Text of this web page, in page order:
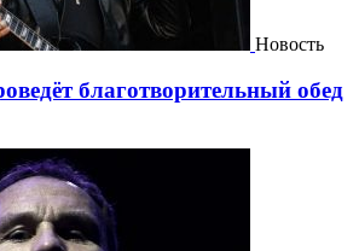
Новость
благотворительный обед